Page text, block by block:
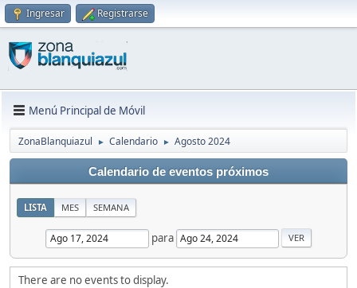
Ingresar Registrarse
Menú Principal de Móvil
ZonaBlanquiazul ► Calendario ► Agosto 2024
Calendario de eventos próximos
LISTA MES SEMANA
para
There are no events to display.